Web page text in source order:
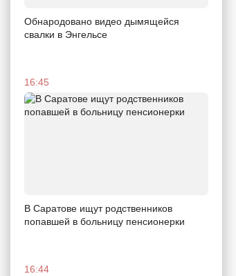
Обнародовано видео дымящейся
свалки в Энгельсе
16:45
В Саратове ищут родственников
попавшей в больницу пенсионерки
16:44